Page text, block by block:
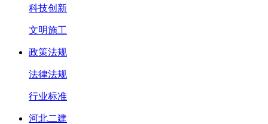
科技创新
文明施工
政策法规
法律法规
行业标准
河北二建